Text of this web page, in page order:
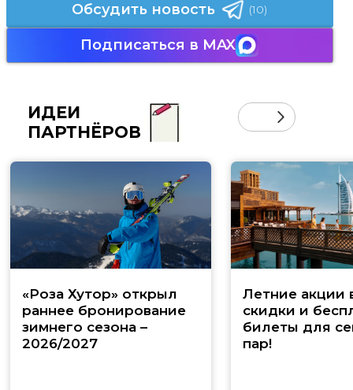
Обсудить новость (10)
Подписаться в MAX
ИДЕИ
ПАРТНЁРОВ
«Роза Хутор» открыл
раннее бронирование
зимнего сезона –
2026/2027
Летние акции
скидки и
билеты для
пар!